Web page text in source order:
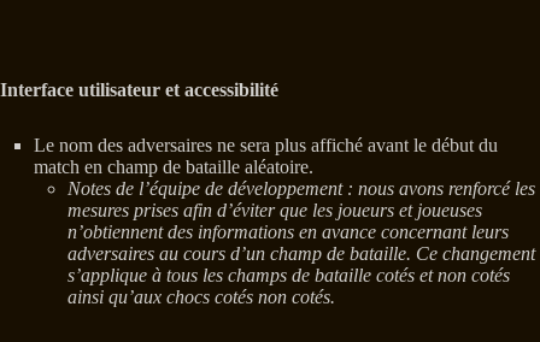
Interface utilisateur et accessibilité
Le nom des adversaires ne sera plus affiché avant le début du
match en champ de bataille aléatoire.
Notes de l’équipe de développement : nous avons renforcé les
mesures prises afin d’éviter que les joueurs et joueuses
n’obtiennent des informations en avance concernant leurs
adversaires au cours d’un champ de bataille. Ce changement
s’applique à tous les champs de bataille cotés et non cotés
ainsi qu’aux chocs cotés non cotés.